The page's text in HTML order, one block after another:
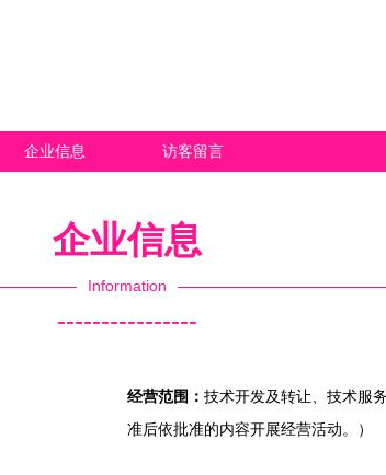
企业信息 访客留言
企业信息
Information
----------------
经营范围： 技术开发及转让、技术服
准后依批准的内容开展经营活动。）